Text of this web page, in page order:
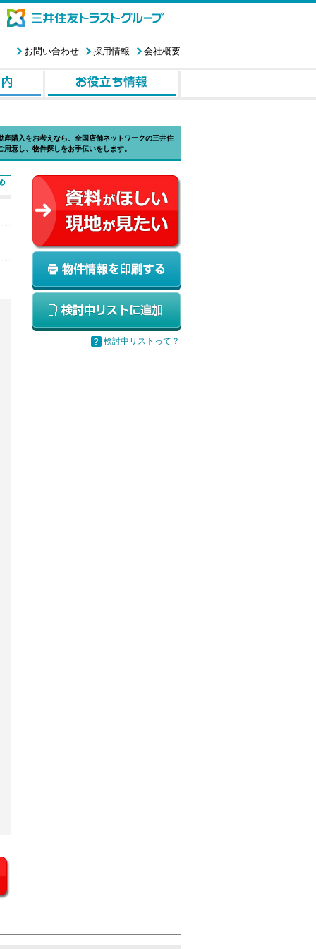
会社概要
採用情報
お問い合わせ
購入をお考えなら、全国店舗ネットワークの三井住
意し、物件探しをお手伝いをします。
検討中リストって？